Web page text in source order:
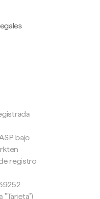
bajo
registro
"Tarjeta")